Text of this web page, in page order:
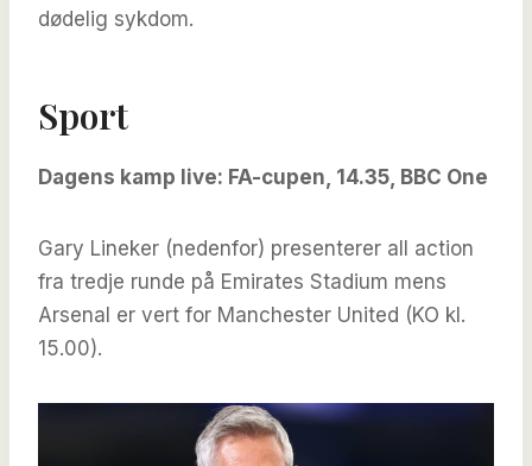
dødelig sykdom.
Sport
Dagens kamp live: FA-cupen, 14.35, BBC One
Gary Lineker (nedenfor) presenterer all action
fra tredje runde på Emirates Stadium mens
Arsenal er vert for Manchester United (KO kl.
15.00).